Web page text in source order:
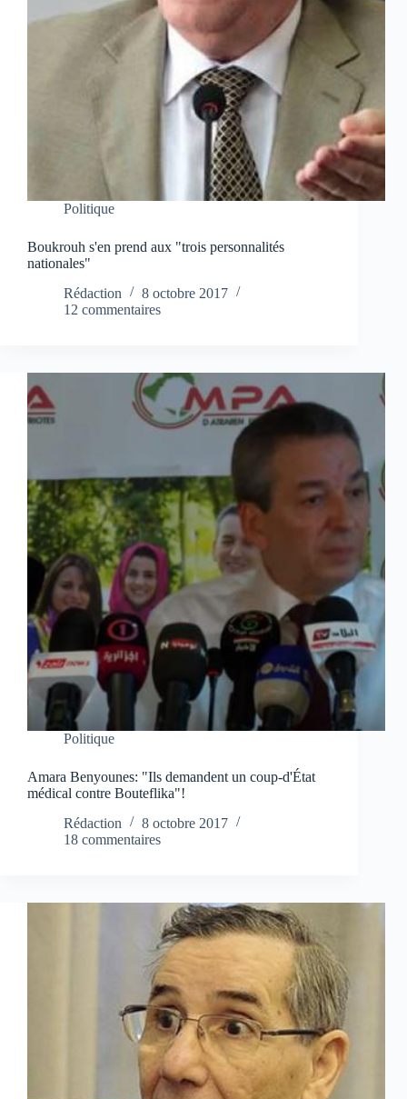
Politique
Boukrouh s'en prend aux "trois personnalités
nationales"
Rédaction
8 octobre 2017
12 commentaires
Politique
Amara Benyounes: "Ils demandent un coup-d'État
médical contre Bouteflika"!
Rédaction
8 octobre 2017
18 commentaires